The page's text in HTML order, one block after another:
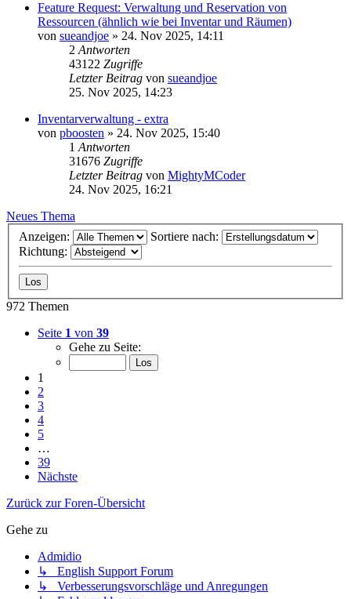
Feature Request: Verwaltung und Reservation von
Ressourcen (ähnlich wie bei Inventar und Räumen)
von sueandjoe » 24. Nov 2025, 14:11
2 Antworten
43122 Zugriffe
Letzter Beitrag von sueandjoe
25. Nov 2025, 14:23
Inventarverwaltung - extra
von pboosten » 24. Nov 2025, 15:40
1 Antworten
31676 Zugriffe
Letzter Beitrag von MightyMCoder
24. Nov 2025, 16:21
Neues Thema
Anzeigen:
Sortiere nach:
Richtung:
972 Themen
Seite 1 von 39
Gehe zu Seite:
1
2
3
4
5
…
39
Nächste
Zurück zur Foren-Übersicht
Gehe zu
Admidio
↳ English Support Forum
↳ Verbesserungsvorschläge und Anregungen